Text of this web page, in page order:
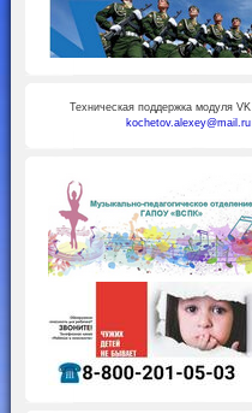
Техническая поддержка модуля VK
kochetov.alexey@mail.ru